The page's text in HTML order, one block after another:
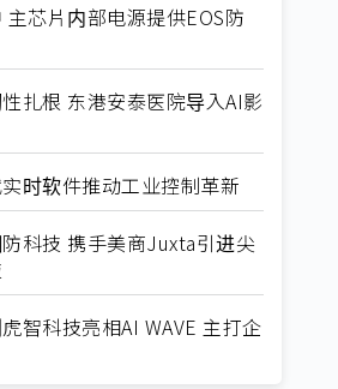
主芯片内部电源提供EOS防
扎根 东港安泰医院导入AI影
时软件推动工业控制革新
科技 携手美商Juxta引进尖
智科技亮相AI WAVE 主打企